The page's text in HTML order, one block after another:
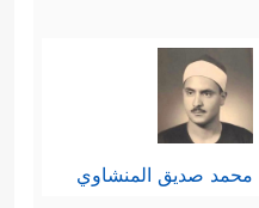
محمد صديق المنشاوي